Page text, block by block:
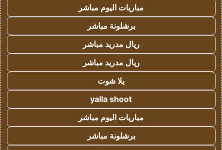
مباريات اليوم مباشر
برشلونة مباشر
ريال مدريد مباشر
ريال مدريد مباشر
يلا شوت
yalla shoot
مباريات اليوم مباشر
برشلونة مباشر